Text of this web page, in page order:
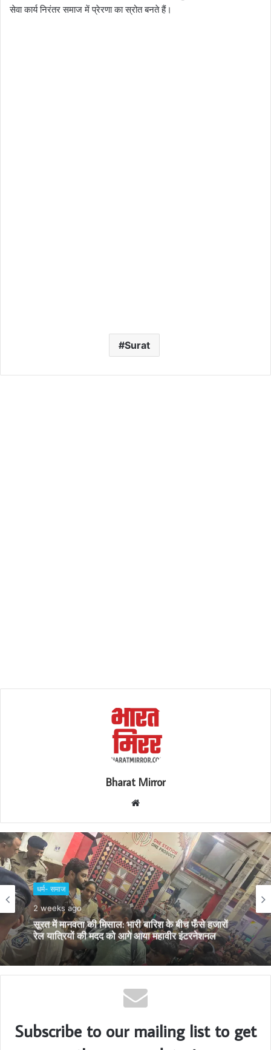
सेवा कार्य निरंतर समाज में प्रेरणा का स्रोत बनते हैं।
Surat
Bharat Mirror
b
s
i
t
e
धर्म- समाज
2 weeks ago
सूरत में मानवता की मिसाल: भारी बारिश के बीच फँसे हजारों
धर्म- समाज
3 weeks ago
आत्मा पर लगे दाग धोने का सुनहरा अवसर है चातुर्मास : साध्वी
मोक्षांजना श्रीजी
Subscribe to our mailing list to get